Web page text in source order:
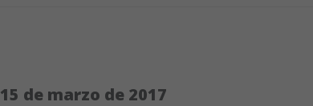
15 de marzo de 2017